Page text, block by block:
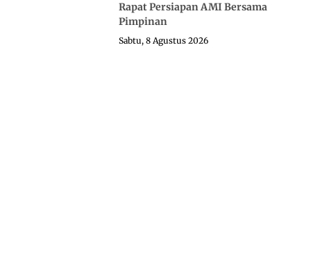
Rapat Persiapan AMI Bersama
Pimpinan
Sabtu, 8 Agustus 2026